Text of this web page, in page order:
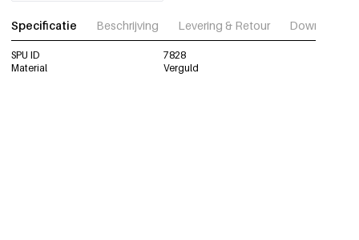
Specificatie Beschrijving Levering & Retour Download
SPU ID
7828
Material
Verguld